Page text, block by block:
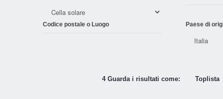
Codice postale o Luogo Paese di
4 Guarda i risultati come: Toplista